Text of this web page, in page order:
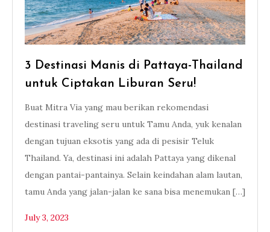
3 Destinasi Manis di Pattaya-Thailand
untuk Ciptakan Liburan Seru!
Buat Mitra Via yang mau berikan rekomendasi
destinasi traveling seru untuk Tamu Anda, yuk kenalan
dengan tujuan eksotis yang ada di pesisir Teluk
Thailand. Ya, destinasi ini adalah Pattaya yang dikenal
dengan pantai-pantainya. Selain keindahan alam lautan,
tamu Anda yang jalan-jalan ke sana bisa menemukan […]
July 3, 2023